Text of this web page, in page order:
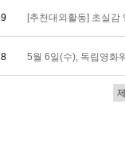
[추천대외활동] 초실감
5월 6일(수), 독립영화